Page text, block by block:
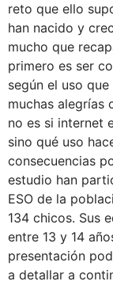
reto que ello
han nacido y
mucho que
primero es ser
según el uso
muchas alegrías
no es si internet
sino qué uso
consecuencias
estudio han
ESO de la
134 chicos. Sus
entre 13 y 14
presentación
a detallar a